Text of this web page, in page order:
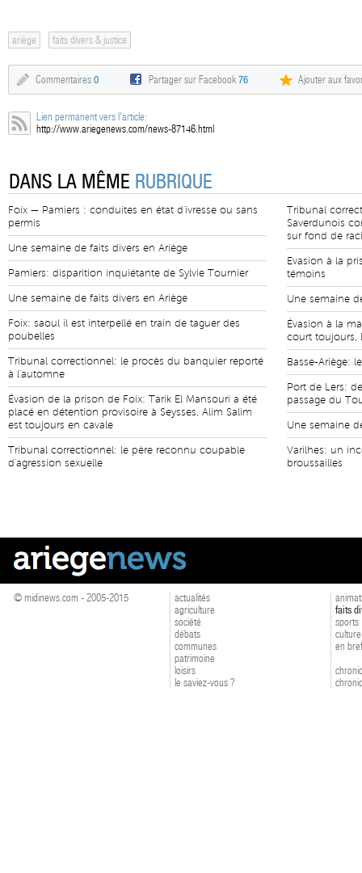
ariège faits divers & justice
Commentaires 0 Partager sur Facebook76 Ajouter aux
Lien permanent vers l'article:
http://www.ariegenews.com/news-87146.html
DANS LA MÊME RUBRIQUE
Foix — Pamiers : conduites en état d'ivresse ou sans
permis
Une semaine de faits divers en Ariège
Pamiers: disparition inquiétante de Sylvie Tournier
Une semaine de faits divers en Ariège
Foix: saoul il est interpellé en train de taguer des
poubelles
Tribunal correctionnel: le procès du banquier reporté
à l'automne
Évasion de la prison de Foix: Tarik El Mansouri a été
placé en détention provisoire à Seysses, Alim Salim
est toujours en cavale
Tribunal correctionnel: le père reconnu coupable
d'agression sexuelle
Tribunal
Saverdunois
sur fond de
Evasion à la
témoins
Une semaine
Évasion à la
court toujours,
Basse-Ariège:
Port de Lers:
passage du
Une semaine
Varilhes: un
broussailles
© midinews.com - 2005-2015
actualités
agriculture
société
débats
communes
patrimoine
loisirs
le saviez-vous ?
faits
sports
culture
en bref